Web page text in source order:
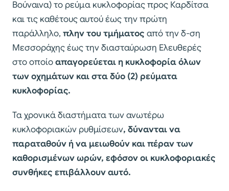
Βούναινα) το ρεύμα κυκλοφορίας προς Καρδίτσα
και τις καθέτους αυτού έως την πρώτη
παράλληλο, πλην του τμήματος από την δ-ση
Μεσσοράχης έως την διασταύρωση Ελευθερές
στο οποίοαπαγορεύεται η κυκλοφορία όλων
των οχημάτων και στα δύο (2) ρεύματα
κυκλοφορίας.
Τα χρονικά διαστήματα των ανωτέρω
κυκλοφοριακών ρυθμίσεων, δύνανται να
παραταθούν ή να μειωθούν και πέραν των
καθορισμένων ωρών, εφόσον οι κυ­κλοφοριακές
συνθήκες επιβάλλουν αυτό.